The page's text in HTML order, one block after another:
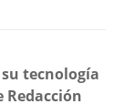
tecnología
Redacción